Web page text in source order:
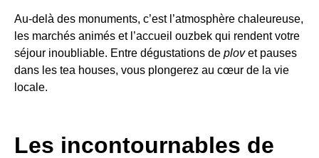
Au-delà des monuments, c’est l’atmosphère chaleureuse,
les marchés animés et l’accueil ouzbek qui rendent votre
séjour inoubliable. Entre dégustations de plovet pauses
dans les tea houses, vous plongerez au cœur de la vie
locale.
Les incontournables de